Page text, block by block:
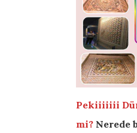
Pekiiiiiii
mi? Nerede